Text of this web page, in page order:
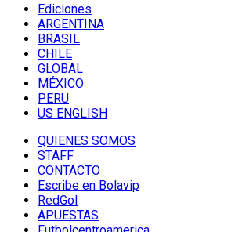
Ediciones
ARGENTINA
BRASIL
CHILE
GLOBAL
MÉXICO
PERU
US ENGLISH
QUIENES SOMOS
STAFF
CONTACTO
Escribe en Bolavip
RedGol
APUESTAS